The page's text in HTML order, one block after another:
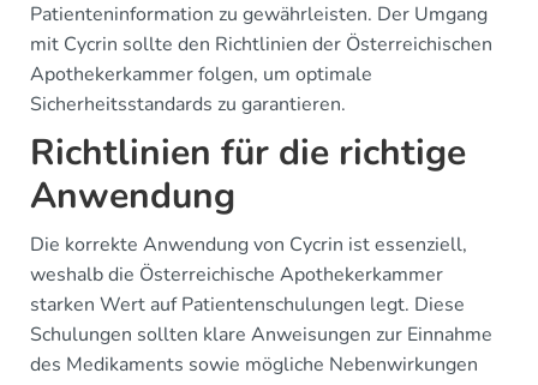
Patienteninformation zu gewährleisten. Der Umgang
mit Cycrin sollte den Richtlinien der Österreichischen
Apothekerkammer folgen, um optimale
Sicherheitsstandards zu garantieren.
Richtlinien für die richtige
Anwendung
Die korrekte Anwendung von Cycrin ist essenziell,
weshalb die Österreichische Apothekerkammer
starken Wert auf Patientenschulungen legt. Diese
Schulungen sollten klare Anweisungen zur Einnahme
des Medikaments sowie mögliche Nebenwirkungen